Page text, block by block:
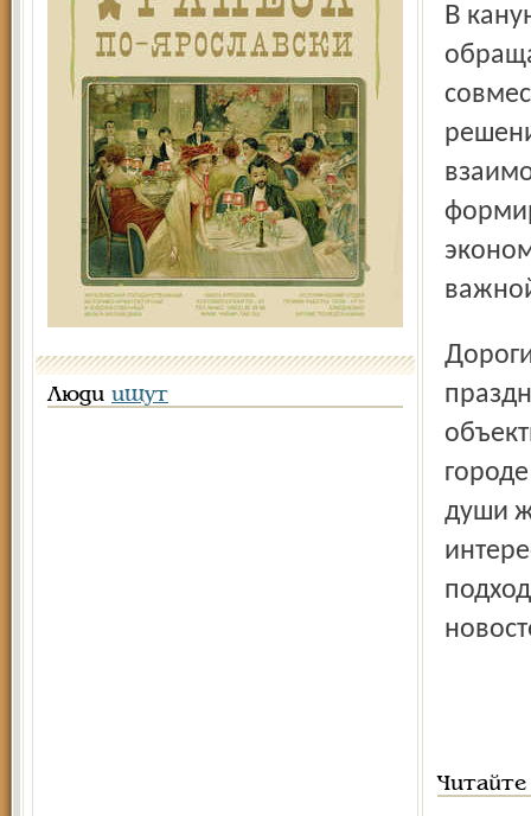
Люди ищут
В канун вашего профессионального праздника
Дорогие друзья! В день вашего профессионального
души